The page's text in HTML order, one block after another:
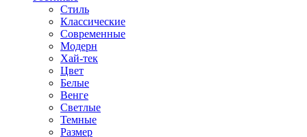
Стиль
Классические
Современные
Модерн
Хай-тек
Цвет
Белые
Венге
Светлые
Темные
Размер